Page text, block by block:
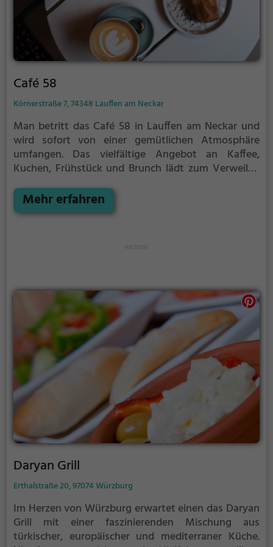
Café 58
Körnerstraße 7, 74348 Lauffen am Neckar
Man betritt das Café 58 in Lauffen am Neckar und
wird sofort von einer gemütlichen Atmosphäre
umfangen. Das vielfältige Angebot an Kaffee,
Kuchen, Frühstück und Brunch lädt zum Verweilen
Küche, hier findet man für jeden Geschmack das
passende Gericht. Gesunde, vegane und
Mehr erfahren
Daryan Grill
Erthalstraße 20, 97074 Würzburg
Im Herzen von Würzburg erwartet einen das Daryan
Grill mit einer faszinierenden Mischung aus
türkischer, europäischer und mediterraner Küche.